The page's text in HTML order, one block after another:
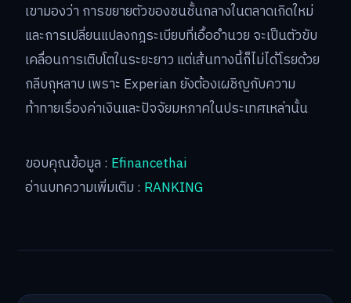
เขามองว่า การขยายตัวของชนชั้นกลางในตลาดเกิดใหม่
และการเปลี่ยนแปลงกฎระเบียบที่เอื้ออำนวย จะเป็นตัวขับ
เคลื่อนการเติบโตในระยะยาว แต่เส้นทางนี้ก็ไม่ได้โรยด้วย
กลีบกุหลาบ เพราะ Experian ยังต้องเผชิญกับความ
ท้าทายเรื่องค่าเงินและปัจจัยมหภาคในประเทศเหล่านั้น
ขอบคุณข้อมูล : Efinancethai
อ่านบทความเพิ่มเติม : RANKING